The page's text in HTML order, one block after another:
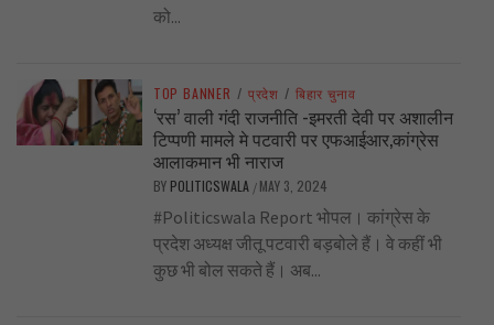
को...
TOP BANNER / प्रदेश / बिहार चुनाव
‘रस’ वाली गंदी राजनीति -इमरती देवी पर अशालीन
टिप्पणी मामले मे पटवारी पर एफआईआर,कांग्रेस
आलाकमान भी नाराज
BY POLITICSWALA / MAY 3, 2024
#Politicswala Report भोपल। कांग्रेस के
प्रदेश अध्यक्ष जीतू पटवारी बड़बोले हैं। वे कहीं भी
कुछ भी बोल सकते हैं। अब...